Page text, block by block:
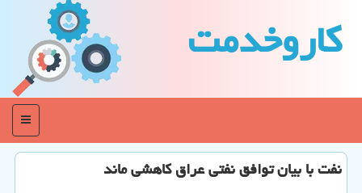
كاروخدمت
منو
نفت با بیان توافق نفتی عراق کاهشی ماند